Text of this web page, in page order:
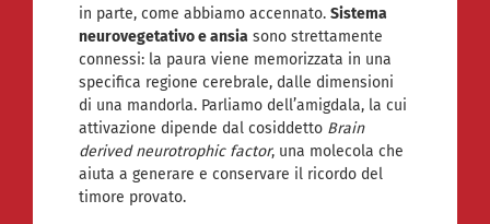
in parte, come abbiamo accennato.Sistema
neurovegetativo e ansia sono strettamente
connessi: la paura viene memorizzata in una
specifica regione cerebrale, dalle dimensioni
di una mandorla. Parliamo dell’amigdala, la cui
attivazione dipende dal cosiddetto Brain
derived neurotrophic factor, una molecola che
aiuta a generare e conservare il ricordo del
timore provato.